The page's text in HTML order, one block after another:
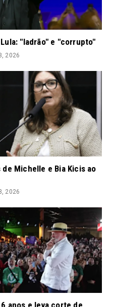
"ladrão" e "corrupto"
2026
Michelle e Bia Kicis ao
2026
anos e leva corte de